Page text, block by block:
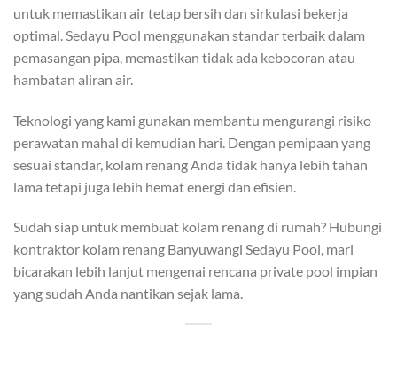
untuk memastikan air tetap bersih dan sirkulasi bekerja
optimal. Sedayu Pool menggunakan standar terbaik dalam
pemasangan pipa, memastikan tidak ada kebocoran atau
hambatan aliran air.
Teknologi yang kami gunakan membantu mengurangi risiko
perawatan mahal di kemudian hari. Dengan pemipaan yang
sesuai standar, kolam renang Anda tidak hanya lebih tahan
lama tetapi juga lebih hemat energi dan efisien.
Sudah siap untuk membuat kolam renang di rumah? Hubungi
kontraktor kolam renang Banyuwangi Sedayu Pool, mari
bicarakan lebih lanjut mengenai rencana private pool impian
yang sudah Anda nantikan sejak lama.